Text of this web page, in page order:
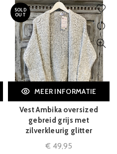
SOLD
OUT
MEER INFORMATIE
Vest Ambika oversized
gebreid grijs met
zilverkleurig glitter
€ 49,95